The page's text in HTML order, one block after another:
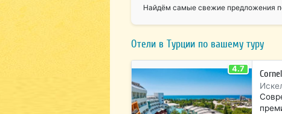
Найдём самые свежие предложения
Отели в Турции по вашему туру
4.7